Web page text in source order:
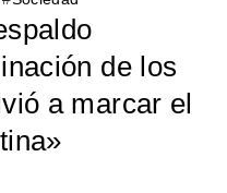
de los
a marcar el